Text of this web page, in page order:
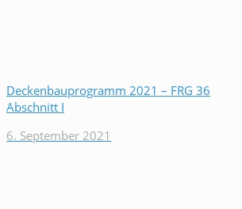
Deckenbauprogramm 2021 – FRG 36
Abschnitt I
6. September 2021